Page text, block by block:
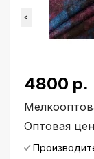
<
4800 р.
Оптовая